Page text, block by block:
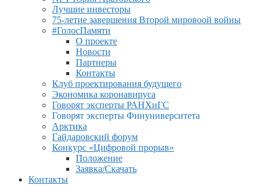
Лучшие инвесторы
75-летие завершения Второй мировоой войны
#ГолосПамяти
О проекте
Новости
Партнеры
Контакты
Клуб проектирования будущего
Экономика коронавируса
Говорят эксперты РАНХиГС
Говорят эксперты Финуниверситета
Арктика
Гайдаровский форум
Конкурс «Цифровой прорыв»
Положение
Заявка/Скачать
Контакты